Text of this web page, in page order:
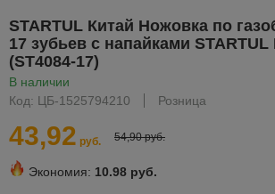
STARTUL Китай Ножовка по
17 зубьев с напайками STARTUL
(ST4084-17)
В наличии
Код: ЦБ-1525794210
Розница
43,92 руб. 54,90 руб.
Экономия: 10.98 руб.